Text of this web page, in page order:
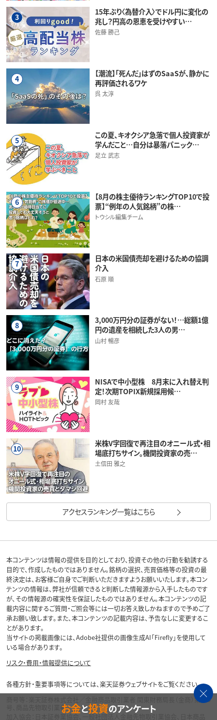
3
15年ぶり〈為替介入〉でドル円に変化の
兆し？円高の恩恵を受けやすい…
佐藤 勝己
4
【潮流】「死んだ」はずのSaaSが、静かに
再評価されるワケ
呉 太淳
5
この夏、キオクシア急落で個人投資家が
学んだこと…自分は暴落パニック…
足立 武志
6
【8月の株主優待ランキングTOP10で投
票】“例年の人気銘柄”の株…
トウシル編集チーム
7
日本の米国債売却を避けるための協調
介入
石原 順
8
3,000万円分の証券がない！…総額1億
円の遺産を相続した3人の男…
山村 暢彦
9
NISAで中小型株 8月末に入れ替え判
定！次期TOPIX新規採用候…
岡村 友哉
10
米株V字回復で再注目のオニール式・相
場底打ちサイン。機関投資家の売…
土信田 雅之
アクセスランキング一覧はこちら
本コンテンツは情報の提供を目的としており、投資その他の行動を勧誘する
目的で、作成したものではありません。銘柄の選択、売買価格等の投資の最
終決定は、お客様ご自身でご判断いただきますようお願いいたします。本コン
テンツの情報は、弊社が信頼できると判断した情報源から入手したものです
が、その情報源の確実性を保証したものではありません。本コンテンツの記
載内容に関するご質問・ご照会等には一切お答え致しかねますので予めご了
承お願い致します。また、本コンテンツの記載内容は、予告なしに変更するこ
とがあります。
当サイトの掲載画像には、Adobe社提供の画像生成AI「Firefly」を使用して
いる場合があります。
リスク・費用・情報提供について
各種方針・重要事項等については、楽天証券ウェブサイトをご覧ください。
商号等：楽天証券株式会社／金融商品取引業者 関東財務局長（金商）第195
号、商品先物取引業者
加入協会：日本証券業協会、一般社団法人金融先物取引業協会、日本商品
お金と投資のアンケート